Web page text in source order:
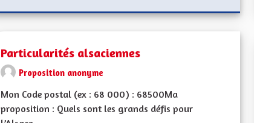
Particularités alsaciennes
Proposition anonyme
Mon Code postal (ex : 68 000) : 68500Ma
proposition : Quels sont les grands défis pour